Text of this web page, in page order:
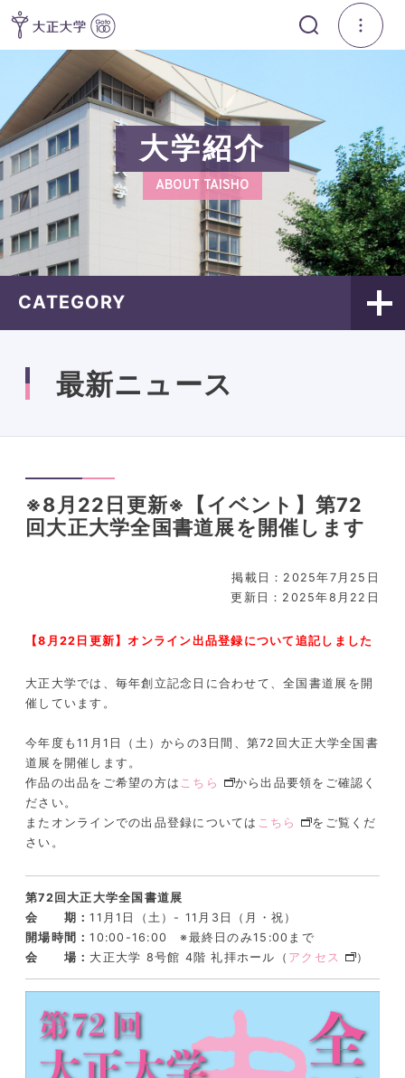
大学紹介
ABOUT TAISHO
CATEGORY
最新ニュース
※8月22日更新※【イベント】第72
回大正大学全国書道展を開催します
掲載日：2025年7月25日
更新日：2025年8月22日
【8月22日更新】オンライン出品登録について追記しました
大正大学では、毎年創立記念日に合わせて、全国書道展を開
催しています。
今年度も11月1日（土）からの3日間、第72回大正大学全国書
道展を開催します。
作品の出品をご希望の方は こちら
から出品要領をご確認く
ださい。
またオンラインでの出品登録については こちら
をご覧くだ
さい。
第72回大正大学全国書道展
会 期：11⽉1⽇（土）- 11⽉3⽇（月・祝）
開場時間：10:00-16:00 ※最終日のみ15:00まで
会 場： 大正大学 8号館 4階 礼拝ホール（ アクセス ）